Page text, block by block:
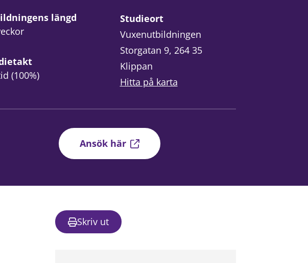
längd
(100%)
Studieort
Vuxenutbildningen
Storgatan 9, 264 35
Klippan
Hitta på karta
Ansök här
Skriv ut